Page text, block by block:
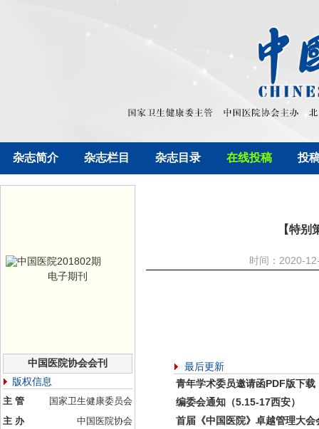
杂志简介 杂志栏目 杂志目录 在线投稿 投
电子期刊
中国医院协会会刊
版权信息
主 管
国家卫生健康委员会
主 办
中国医院协会
【特
时间：2020-
最后更新
青年学术委员邀请函PDF版下载
编委会通知（5.15-17西安）
首届《中国医院》卓越管理大会